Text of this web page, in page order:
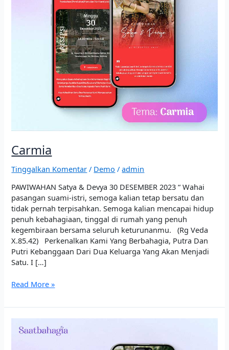
Carmia
Tinggalkan Komentar / Demo /admin
PAWIWAHAN Satya & Devya 30 DESEMBER 2023 “ Wahai
pasangan suami-istri, semoga kalian tetap bersatu dan
tidak pernah terpisahkan. Semoga kalian mencapai hidup
penuh kebahagiaan, tinggal di rumah yang penuh
kegembiraan bersama seluruh keturunanmu. (Rg Veda
X.85.42) Perkenalkan Kami Yang Berbahagia, Putra Dan
Putri Kebanggaan Dari Dua Keluarga Yang Akan Menjadi
Satu. I […]
Read More »